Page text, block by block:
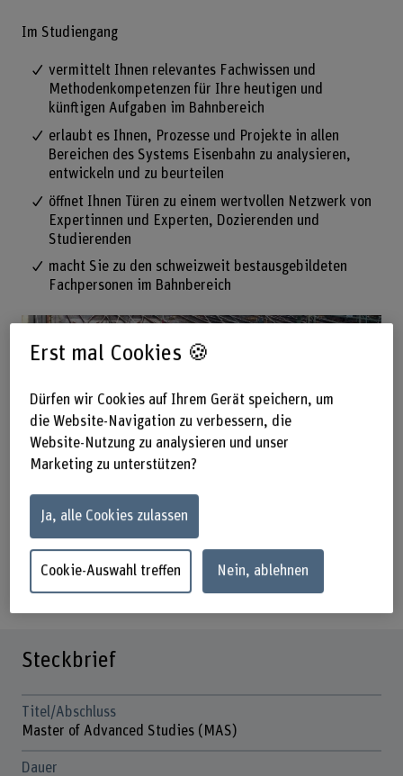
Im Studiengang
vermittelt Ihnen relevantes Fachwissen und
Methodenkompetenzen für Ihre heutigen und
künftigen Aufgaben im Bahnbereich
erlaubt es Ihnen, Prozesse und Projekte in allen
Bereichen des Systems Eisenbahn zu analysieren,
entwickeln und zu beurteilen
öffnet Ihnen Türen zu einem wertvollen Netzwerk von
Expertinnen und Experten, Dozierenden und
Studierenden
macht Sie zu den schweizweit bestausgebildeten
Fachpersonen im Bahnbereich
Steckbrief
Titel/Abschluss
Master of Advanced Studies (MAS)
Dauer
Erst mal Cookies 🍪
Dürfen wir Cookies auf Ihrem Gerät speichern, um
die Website-Navigation zu verbessern, die
Website-Nutzung zu analysieren und unser
Marketing zu unterstützen?
Ja, alle Cookies zulassen
Cookie-Auswahl treffen Nein, ablehnen